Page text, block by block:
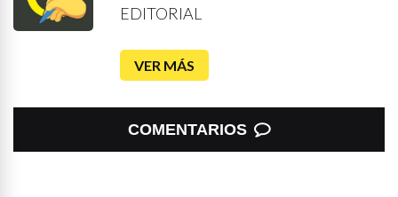
EDITORIAL
VER MÁS
COMENTARIOS